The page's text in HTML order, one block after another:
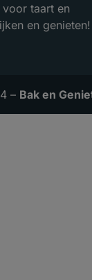
taart en
en genieten!
– Bak en